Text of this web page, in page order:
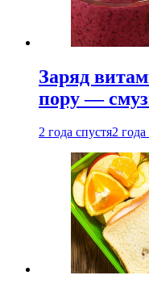
Заряд
пору —
2 года спустя2 года